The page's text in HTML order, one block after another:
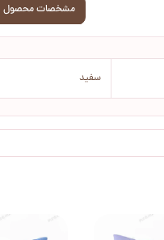
مشخصات محصول
سفید